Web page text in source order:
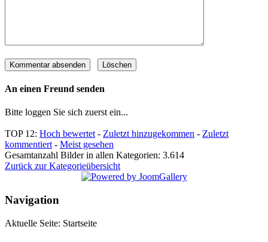
An einen Freund senden
Bitte loggen Sie sich zuerst ein...
TOP 12: Hoch bewertet - Zuletzt hinzugekommen - Zuletzt
kommentiert - Meist gesehen
Gesamtanzahl Bilder in allen Kategorien: 3.614
Zurück zur Kategorieübersicht
Navigation
Aktuelle Seite: Startseite